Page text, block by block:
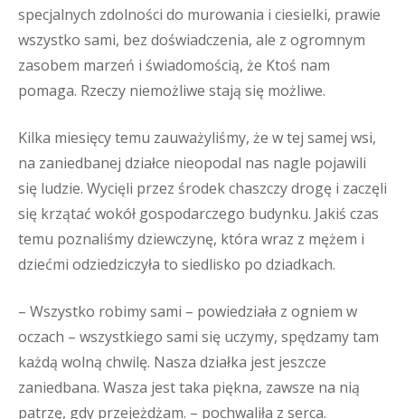
specjalnych zdolności do murowania i ciesielki, prawie
wszystko sami, bez doświadczenia, ale z ogromnym
zasobem marzeń i świadomością, że Ktoś nam
pomaga. Rzeczy niemożliwe stają się możliwe.
Kilka miesięcy temu zauważyliśmy, że w tej samej wsi,
na zaniedbanej działce nieopodal nas nagle pojawili
się ludzie. Wycięli przez środek chaszczy drogę i zaczęli
się krzątać wokół gospodarczego budynku. Jakiś czas
temu poznaliśmy dziewczynę, która wraz z mężem i
dziećmi odziedziczyła to siedlisko po dziadkach.
– Wszystko robimy sami – powiedziała z ogniem w
oczach – wszystkiego sami się uczymy, spędzamy tam
każdą wolną chwilę. Nasza działka jest jeszcze
zaniedbana. Wasza jest taka piękna, zawsze na nią
patrzę, gdy przejeżdżam. – pochwaliła z serca.